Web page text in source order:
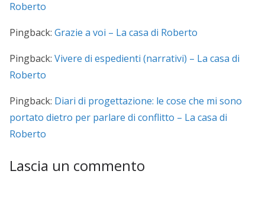
Roberto
Pingback: Grazie a voi – La casa di Roberto
Pingback: Vivere di espedienti (narrativi) – La casa di
Roberto
Pingback: Diari di progettazione: le cose che mi sono
portato dietro per parlare di conflitto – La casa di
Roberto
Lascia un commento